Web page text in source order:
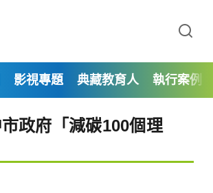
影視專題 典藏教育人 執行案例
政府「減碳100個理